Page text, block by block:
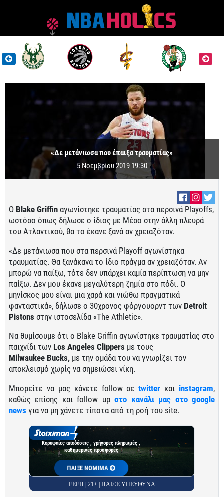
«Δε μετάνιωσα που έπαιξα τραυματίας»
5 Νοεμβρίου 2019 19:30
Ο Blake Griffin αγωνίστηκε τραυματίας στα περσινά Playoffs,
ωστόσο όπως δήλωσε ο ίδιος με Μέσο στην άλλη πλευρά
του Ατλαντικού, θα το έκανε ξανά αν χρειαζόταν.
«Δε μετάνιωσα που στα περσινά Playoff αγωνίστηκα
τραυματίας. Θα ξανάκανα το ίδιο πράγμα αν χρειαζόταν. Αν
μπορώ να παίξω, τότε δεν υπάρχει καμία περίπτωση να μην
παίξω. Δεν μου έκανε μεγαλύτερη ζημία στο πόδι. Ο
μηνίσκος μου είναι μια χαρά και νιώθω πραγματικά
φανταστικά», δήλωσε ο 30χρονος φόργουορντ των Detroit
Pistons στην ιστοσελίδα «The Athletic».
Να θυμίσουμε ότι ο Blake Griffin αγωνίστηκε τραυματίας στο
παιχνίδι των Los Angeles Clippers με τους
Milwaukee Bucks, με την ομάδα του να γνωρίζει τον
αποκλεισμό χωρίς να σημειώσει νίκη.
Μπορείτε να μας κάνετε follow σεtwitter και instagram,
καθώς επίσης και follow upστο κανάλι μας στο google
news για να μη χάνετε τίποτα από τη ροή του site.
Κορυφαίες αποδόσεις , γρήγορες πληρωμές ,
καθημερινές προσφορές
ΠΑΙΞΕ ΝΟΜΙΜΑ
ΕΕΕΠ | 21+ | ΠΑΙΞΕ ΥΠΕΥΘΥΝΑ